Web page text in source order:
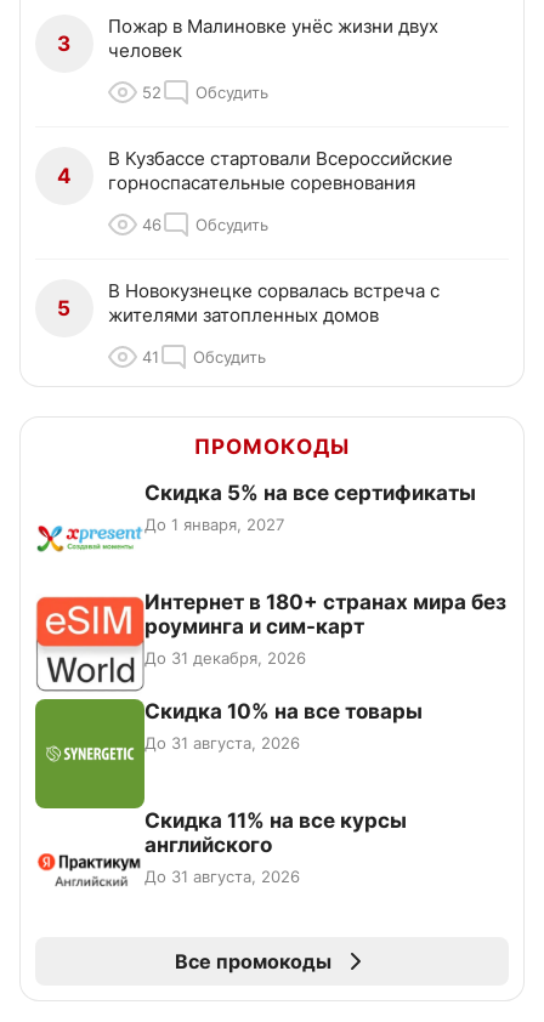
3
Пожар в Малиновке унёс жизни двух
человек
52 Обсудить
4
В Кузбассе стартовали Всероссийские
горноспасательные соревнования
46 Обсудить
5
В Новокузнецке сорвалась встреча с
жителями затопленных домов
41 Обсудить
ПРОМОКОДЫ
Скидка 5% на все сертификаты
До 1 января, 2027
Интернет в 180+ странах мира без
роуминга и сим-карт
До 31 декабря, 2026
Скидка 10% на все товары
До 31 августа, 2026
Скидка 11% на все курсы
английского
До 31 августа, 2026
Все промокоды